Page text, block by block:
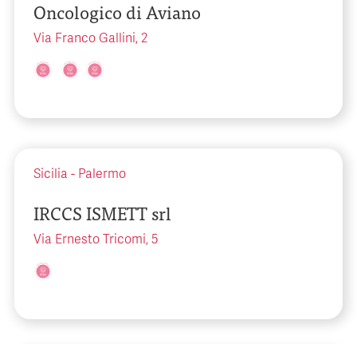
Oncologico di Aviano
Via Franco Gallini, 2
Sicilia - Palermo
IRCCS ISMETT srl
Via Ernesto Tricomi, 5